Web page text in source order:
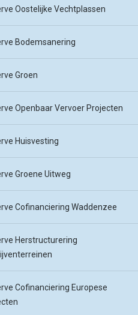
Oostelijke Vechtplassen
Bodemsanering
Groen
Openbaar Vervoer Projecten
Huisvesting
Groene Uitweg
Cofinanciering Waddenzee
Herstructurering
Cofinanciering Europese